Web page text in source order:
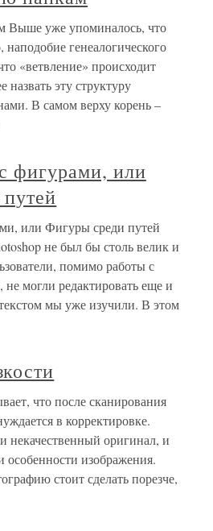
Выше уже упоминалось, что
генеалогического
«ветвление» происходит
назвать эту структуру
В самом верху корень –
фигурами, или
или Фигуры среди путей
не был бы столь велик и
помимо работы с
могли редактировать еще и
мы уже изучили. В этом
что после сканирования
в корректировке.
некачественный оригинал, и
особенности изображения.
стоит сделать порезче,